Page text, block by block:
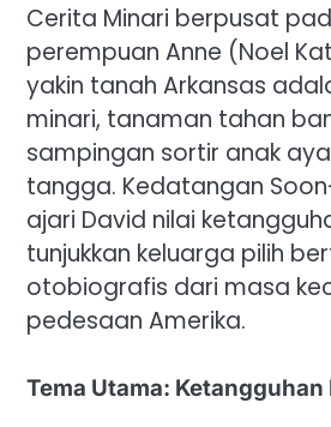
Cerita Minari berpusat
perempuan Anne (Noel
yakin tanah Arkansas
minari, tanaman tahan
sampingan sortir anak
tangga. Kedatangan
ajari David nilai
tunjukkan keluarga pilih
otobiografis dari masa
pedesaan Amerika.
Tema Utama: